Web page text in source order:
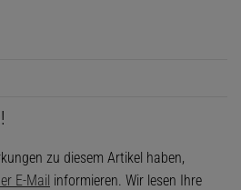
zu diesem Artikel haben,
E-Mail informieren. Wir lesen Ihre